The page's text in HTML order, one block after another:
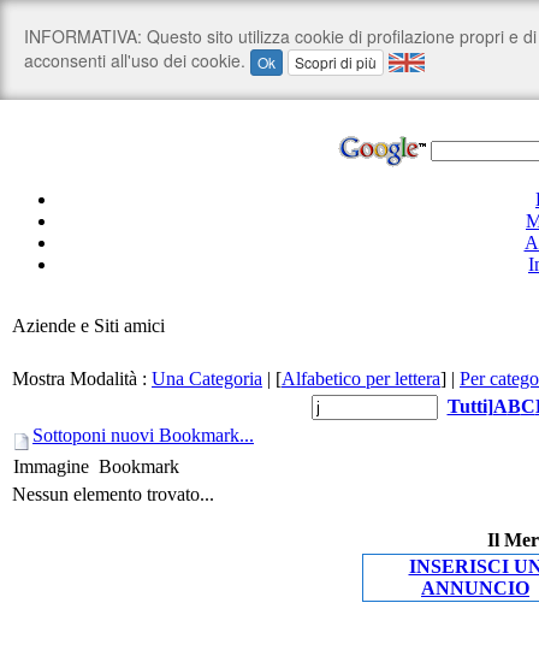
Aziende e Siti amici
Mostra Modalità : Una Categoria | [Alfabetico per lettera] | Per
Tutti]ABC
Sottoponi nuovi Bookmark...
Immagine Bookmark
Nessun elemento trovato...
Il
INSERISCI
ANNUNCIO